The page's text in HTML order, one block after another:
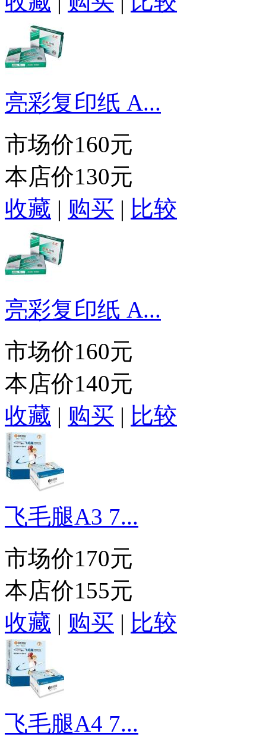
亮彩复印纸 A...
市场价160元
本店价130元
收藏 | 购买 | 比较
亮彩复印纸 A...
市场价160元
本店价140元
收藏 | 购买 | 比较
飞毛腿A3 7...
市场价170元
本店价155元
收藏 | 购买 | 比较
飞毛腿A4 7...